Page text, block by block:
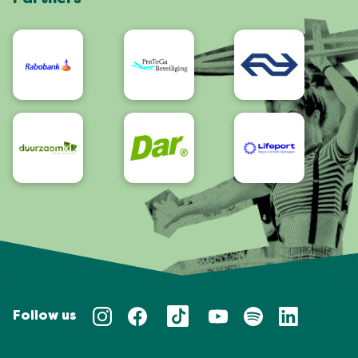
Bereikbaarheid/Toegankelijkheid
Follow us